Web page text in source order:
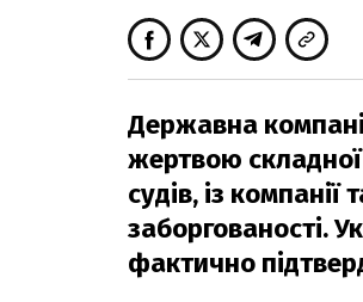
Державна
жертвою
судів, із компанії
заборгованості.
фактично